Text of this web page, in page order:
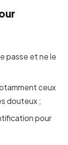
passe et ne le
ceux
douteux ;
pour